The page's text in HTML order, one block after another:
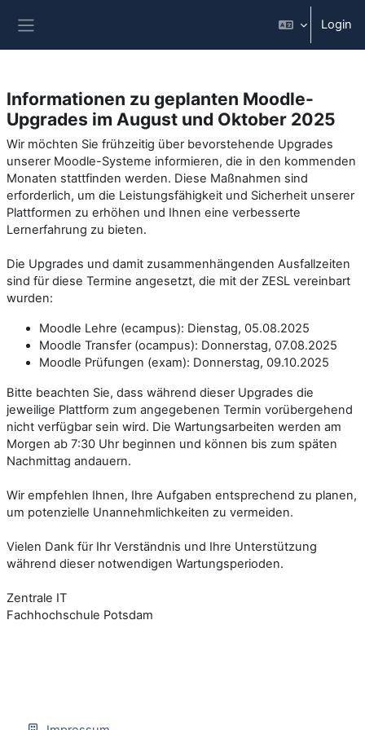
Login
Informationen zu geplanten Moodle-
Upgrades im August und Oktober 2025
Wir möchten Sie frühzeitig über bevorstehende Upgrades
unserer Moodle-Systeme informieren, die in den kommenden
Monaten stattfinden werden. Diese Maßnahmen sind
erforderlich, um die Leistungsfähigkeit und Sicherheit unserer
Plattformen zu erhöhen und Ihnen eine verbesserte
Lernerfahrung zu bieten.
Die Upgrades und damit zusammenhängenden Ausfallzeiten
sind für diese Termine angesetzt, die mit der ZESL vereinbart
wurden:
Moodle Lehre (ecampus): Dienstag, 05.08.2025
Moodle Transfer (ocampus): Donnerstag, 07.08.2025
Moodle Prüfungen (exam): Donnerstag, 09.10.2025
Bitte beachten Sie, dass während dieser Upgrades die
jeweilige Plattform zum angegebenen Termin vorübergehend
nicht verfügbar sein wird. Die Wartungsarbeiten werden am
Morgen ab 7:30 Uhr beginnen und können bis zum späten
Nachmittag andauern.
Wir empfehlen Ihnen, Ihre Aufgaben entsprechend zu planen,
um potenzielle Unannehmlichkeiten zu vermeiden.
Vielen Dank für Ihr Verständnis und Ihre Unterstützung
während dieser notwendigen Wartungsperioden.
Zentrale IT
Fachhochschule Potsdam